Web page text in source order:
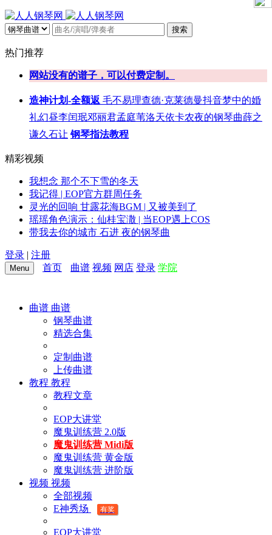
搜索
热门推荐
网站没有的谱子，可以付费定制。
造神计划-全额返 毛不易理查德·克莱德曼抖音梦中的婚
礼幻昼李闰珉邓丽君孟庭苇洛天依卡农夜的钢琴曲薛之
谦久石让 钢琴指法教程
精彩视频
我想念 那个不下雪的冬天
我记得 | EOP官方群周任务
灵光的回响 甘露花海BGM | 又被美到了
瑶瑶角色演示：仙桂宝潵 | 当EOP遇上COS
带我去你的城市 石进 夜的钢琴曲
登录 | 注册
Menu 首页 曲谱 视频 网店 登录 学院
曲谱 曲谱
钢琴曲谱
精选合集
定制曲谱
上传曲谱
教程 教程
教程文章
EOP大讲堂
魔鬼训练营 2.0版
魔鬼训练营 Midi版
魔鬼训练营 黄金版
魔鬼训练营 进阶版
视频 视频
全部视频
E神秀场
有奖
EOP大讲堂